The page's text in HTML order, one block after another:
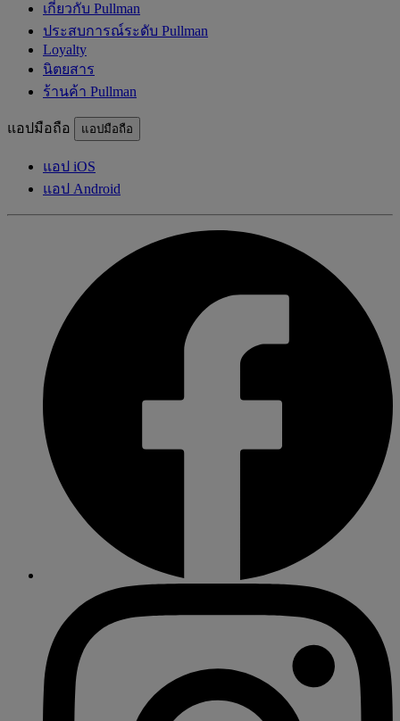
เกี่ยวกับ Pullman
ประสบการณ์ระดับ Pullman
Loyalty
นิตยสาร
ร้านค้า Pullman
แอปมือถือ แอปมือถือ
แอป iOS
แอป Android